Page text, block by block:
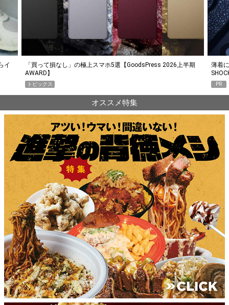
イ
「買って損なし」の極上スマホ5選【GoodsPress 2026上半期
AWARD】
トピックス
薄着
PR
オススメ特集